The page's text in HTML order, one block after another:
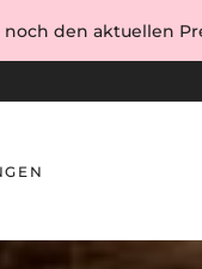
noch den aktuellen